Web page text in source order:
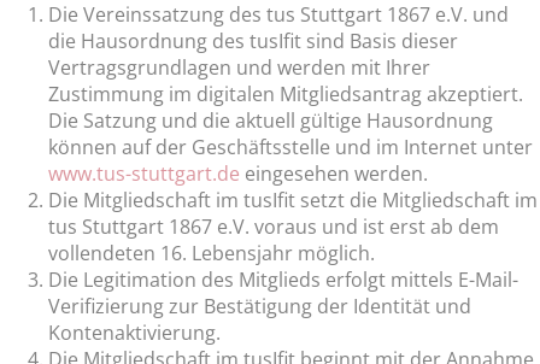
Die Vereinssatzung des tus Stuttgart 1867 e.V. und
die Hausordnung des tusIfit sind Basis dieser
Vertragsgrundlagen und werden mit Ihrer
Zustimmung im digitalen Mitgliedsantrag akzeptiert.
Die Satzung und die aktuell gültige Hausordnung
können auf der Geschäftsstelle und im Internet unter
www.tus-stuttgart.de eingesehen werden.
Die Mitgliedschaft im tusIfit setzt die Mitgliedschaft im
tus Stuttgart 1867 e.V. voraus und ist erst ab dem
vollendeten 16. Lebensjahr möglich.
Die Legitimation des Mitglieds erfolgt mittels E-Mail-
Verifizierung zur Bestätigung der Identität und
Kontenaktivierung.